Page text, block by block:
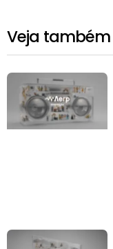
Veja também